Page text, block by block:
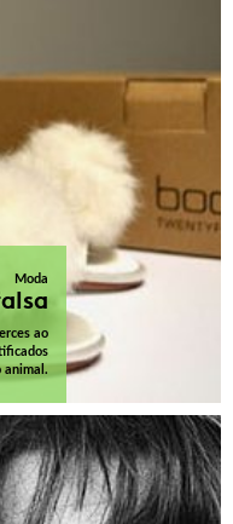
Moda
ao
animal.